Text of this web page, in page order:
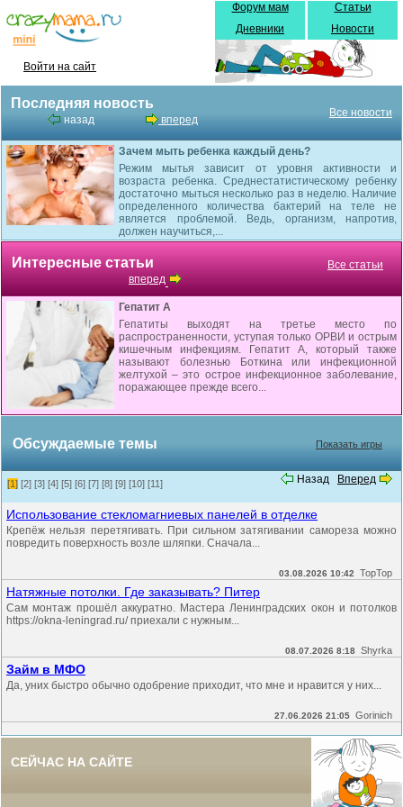
Войти на сайт
Форум мам
Дневники
Статьи
Новости
Последняя новость
назад вперед
Все новости
Зачем мыть ребенка каждый день?
Режим мытья зависит от уровня активности и
возраста ребенка. Среднестатистическому ребенку
достаточно мыться несколько раз в неделю. Наличие
определенного количества бактерий на теле не
является проблемой. Ведь, организм, напротив,
должен научиться,...
Интересные статьи
вперед
Все статьи
Гепатит А
Гепатиты выходят на третье место по
распространенности, уступая только ОРВИ и острым
кишечным инфекциям. Гепатит А, который также
называют болезнью Боткина или инфекционной
желтухой – это острое инфекционное заболевание,
поражающее прежде всего...
Обсуждаемые темы Показать игры
Назад Вперед
[1] [2] [3] [4] [5] [6] [7] [8] [9] [10] [11]
Использование стекломагниевых панелей в отделке
Крепёж нельзя перетягивать. При сильном затягивании самореза можно
повредить поверхность возле шляпки. Сначала...
03.08.2026 10:42 TopTop
Натяжные потолки. Где заказывать? Питер
Сам монтаж прошёл аккуратно. Мастера Ленинградских окон и потолков
https://okna-leningrad.ru/ приехали с нужным...
08.07.2026 8:18 Shyrka
Займ в МФО
Да, уних быстро обычно одобрение приходит, что мне и нравится у них...
27.06.2026 21:05 Gorinich
СЕЙЧАС НА САЙТЕ